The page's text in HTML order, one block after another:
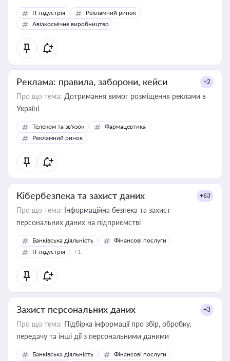
IT-індустрія
Рекламний ринок
Авіакосмічне виробництво
Реклама: правила, заборони, кейси +2
Про що тема: Дотримання вимог розміщення реклами в
Україні
Телеком та зв'язок
Фармацевтика
Рекламний ринок
Кібербезпека та захист даних +63
Про що тема: Інформаційна безпека та захист
персональних даних на підприємстві
Банківська діяльність
Фінансові послуги
IT-індустрія
+1
Захист персональних даних +3
Про що тема: Підбірка інформації про збір, обробку,
передачу та інші дії з персональними даними
Банківська діяльність
Фінансові послуги